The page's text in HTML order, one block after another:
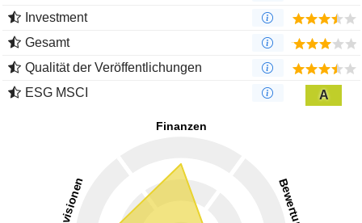
Investment
Gesamt
Qualität der Veröffentlichungen
ESG MSCI
A